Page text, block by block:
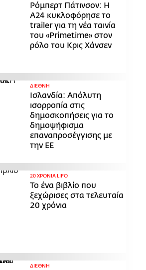
Ρόμπερτ Πάτινσον: Η
Α24 κυκλοφόρησε το
trailer για τη νέα ταινία
του «Primetime» στον
ρόλο του Κρις Χάνσεν
ΔΙΕΘΝΗ
Ισλανδία: Απόλυτη
ισορροπία στις
δημοσκοπήσεις για το
δημοψήφισμα
επαναπροσέγγισης με
την ΕΕ
20 ΧΡΟΝΙΑ LIFO
Το ένα βιβλίο που
ξεχώρισες στα τελευταία
20 χρόνια
ΔΙΕΘΝΗ